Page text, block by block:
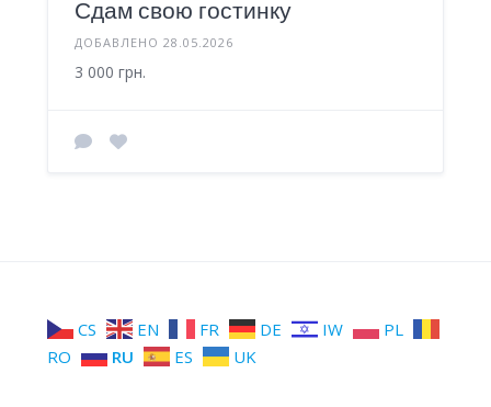
Сдам свою гостинку
ДОБАВЛЕНО 28.05.2026
3 000 грн.
CS EN FR DE IW
PL
RO
RU ES UK